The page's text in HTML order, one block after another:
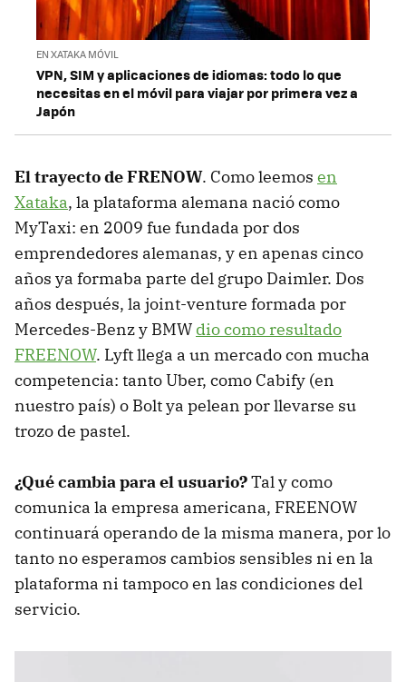
EN XATAKA MÓVIL
VPN, SIM y aplicaciones de idiomas: todo lo que
necesitas en el móvil para viajar por primera vez a
Japón
El trayecto de FRENOW. Como leemos en
Xataka, la plataforma alemana nació como
MyTaxi: en 2009 fue fundada por dos
emprendedores alemanas, y en apenas cinco
años ya formaba parte del grupo Daimler. Dos
años después, la joint-venture formada por
Mercedes-Benz y BMW dio como resultado
FREENOW. Lyft llega a un mercado con mucha
competencia: tanto Uber, como Cabify (en
nuestro país) o Bolt ya pelean por llevarse su
trozo de pastel.
¿Qué cambia para el usuario?Tal y como
comunica la empresa americana, FREENOW
continuará operando de la misma manera, por lo
tanto no esperamos cambios sensibles ni en la
plataforma ni tampoco en las condiciones del
servicio.